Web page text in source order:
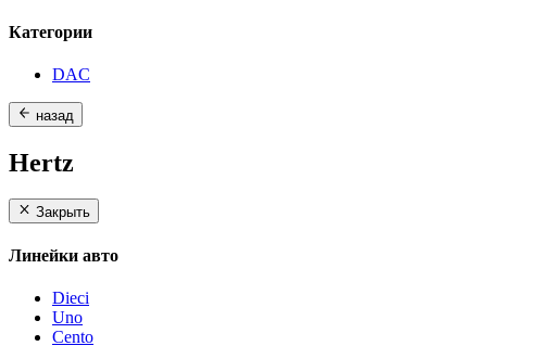
Категории
DAC
назад
Hertz
Закрыть
Линейки авто
Dieci
Uno
Cento